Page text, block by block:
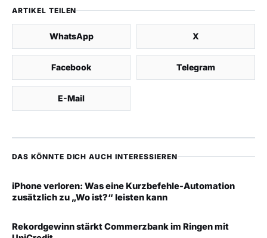
ARTIKEL TEILEN
WhatsApp X
Facebook Telegram
E-Mail
DAS KÖNNTE DICH AUCH INTERESSIEREN
iPhone verloren: Was eine Kurzbefehle-Automation
zusätzlich zu „Wo ist?“ leisten kann
Rekordgewinn stärkt Commerzbank im Ringen mit